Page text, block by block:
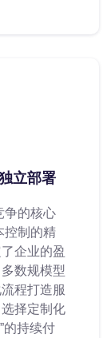
立部署
争的核心
控制的精
企业的盈
数规模型
程打造服
择定制化
的持续付